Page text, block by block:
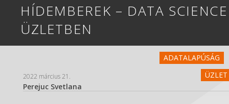
HÍDEMBEREK – DATA
ÜZLETBEN
2022 március 21.
Perejuc Svetlana
ADATALAPÚSÁG
ÜZLET